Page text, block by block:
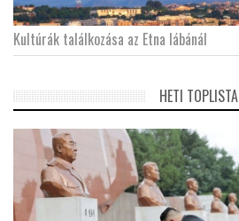
Kultúrák találkozása az Etna lábánál
HETI TOPLISTA